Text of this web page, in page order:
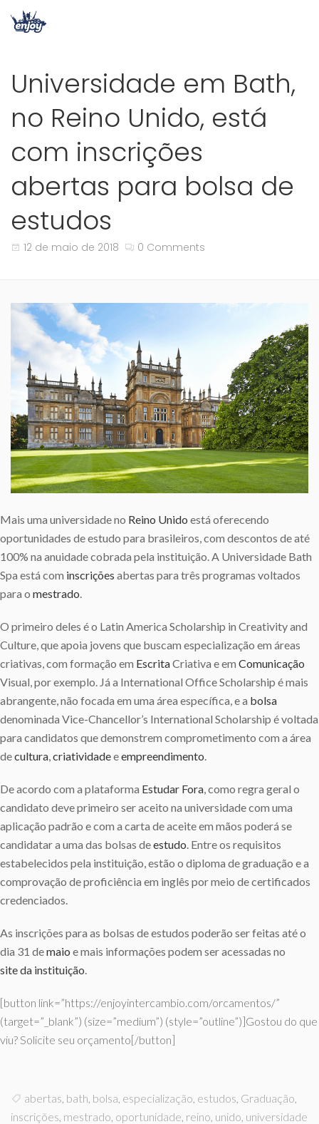
Universidade em Bath,
no Reino Unido, está
com inscrições
abertas para bolsa de
estudos
12 de maio de 2018 0 Comments
Mais uma universidade no Reino Unido está oferecendo
oportunidades de estudo para brasileiros, com descontos de até
100% na anuidade cobrada pela instituição. A Universidade Bath
Spa está com inscrições abertas para três programas voltados
para o mestrado
O primeiro deles é o Latin America Scholarship in Creativity and
Culture, que apoia jovens que buscam especialização em áreas
criativas, com formação em EscritaCriativa e em Comunicação
Visual, por exemplo. Já a International Office Scholarship é mais
abrangente, não focada em uma área específica, e a bolsa
denominada Vice-Chancellor’s International Scholarship é voltada
para candidatos que demonstrem comprometimento com a área
decultura criatividadeeempreendimento
De acordo com a plataforma Estudar Fora , como regra geral o
candidato deve primeiro ser aceito na universidade com uma
aplicação padrão e com a carta de aceite em mãos poderá se
candidatar a uma das bolsas deestudo . Entre os requisitos
estabelecidos pela instituição, estão o diploma de graduação e a
comprovação de proficiência em inglês por meio de certificados
credenciados.
As inscrições para as bolsas de estudos poderão ser feitas até o
dia 31 demaio e mais informações podem ser acessadas no
site da instituição
[button link=”https://enjoyintercambio.com/orcamentos/”
(target=”_blank”) (size=”medium”) (style=”outline”)]Gostou do que
viu? Solicite seu orçamento[/button]
abertas bath bolsa especialização estudos Graduação
inscrições mestrado oportunidade reino unido universidade